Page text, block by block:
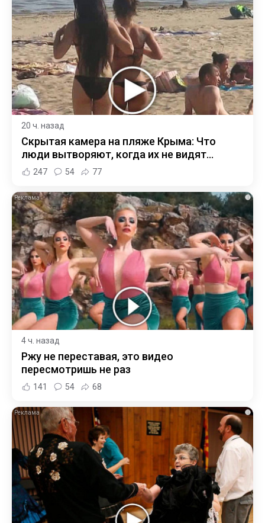
20 ч. назад
Скрытая камера на пляже Крыма: Что
люди вытворяют, когда их не видят...
247 54 77
i
4 ч. назад
Ржу не переставая, это видео
пересмотришь не раз
141 54 68
i